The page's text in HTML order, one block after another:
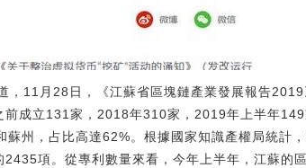
11月28日，《江蘇省區塊鏈產業發展報告
成立131家，2018年310家，2019年上半年
州，占比高達62%。根據國家知識產權局統計
項。從專利數量來看，今年上半年，江蘇的